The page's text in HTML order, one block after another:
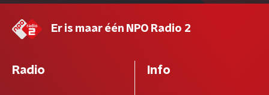
Er is maar één NPO Radio 2
Radio Info